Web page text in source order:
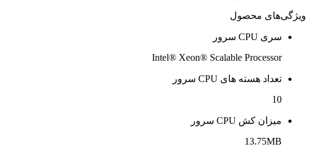
ویژگی‌های محصول
سری CPU سرور
Intel® Xeon® Scalable Processor
تعداد هسته های CPU سرور
10
میزان کش CPU سرور
13.75MB